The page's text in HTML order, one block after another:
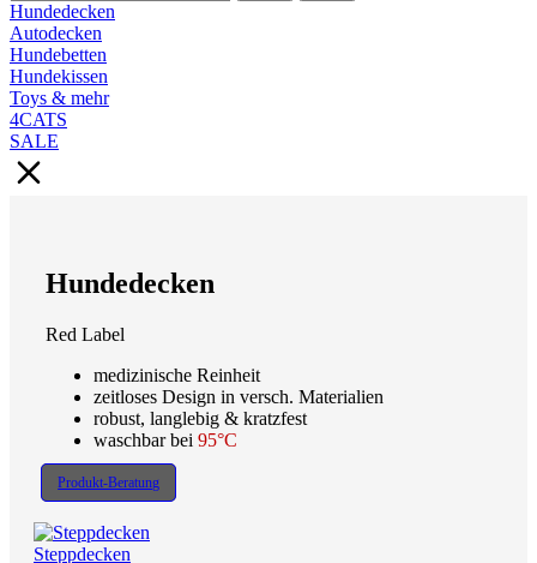
Hundedecken
Autodecken
Hundebetten
Hundekissen
Toys & mehr
4CATS
SALE
Hundedecken
Red Label
medizinische Reinheit
zeitloses Design in versch. Materialien
robust, langlebig & kratzfest
waschbar bei 95°C
Produkt-Beratung
Steppdecken